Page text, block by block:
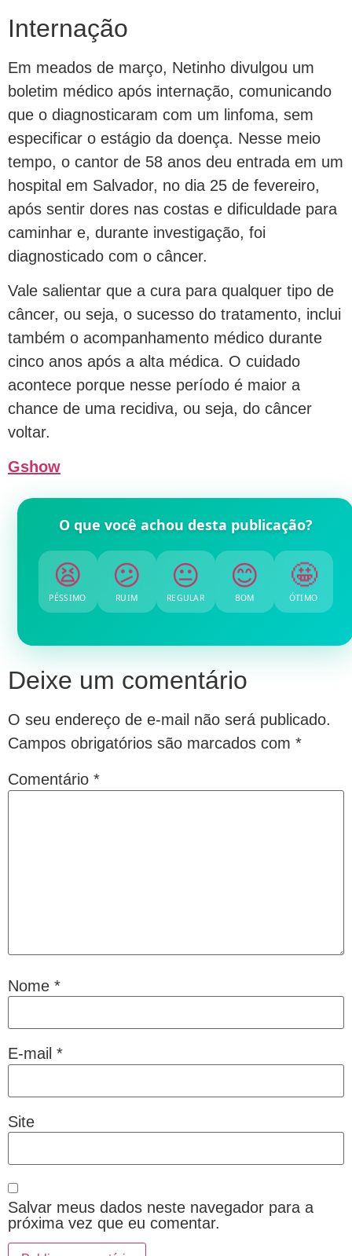
Internação
Em meados de março, Netinho divulgou um
boletim médico após internação, comunicando
que o diagnosticaram com um linfoma, sem
especificar o estágio da doença. Nesse meio
tempo, o cantor de 58 anos deu entrada em um
hospital em Salvador, no dia 25 de fevereiro,
após sentir dores nas costas e dificuldade para
caminhar e, durante investigação, foi
diagnosticado com o câncer.
Vale salientar que a cura para qualquer tipo de
câncer, ou seja, o sucesso do tratamento, inclui
também o acompanhamento médico durante
cinco anos após a alta médica. O cuidado
acontece porque nesse período é maior a
chance de uma recidiva, ou seja, do câncer
voltar.
Gshow
O que você achou desta publicação?
😫
PÉSSIMO
😕
RUIM
😐
REGULAR
😊
BOM
🤩
ÓTIMO
Deixe um comentário
O seu endereço de e-mail não será publicado.
Campos obrigatórios são marcados com *
Comentário *
Nome *
E-mail *
Site
Salvar meus dados neste navegador para a
próxima vez que eu comentar.